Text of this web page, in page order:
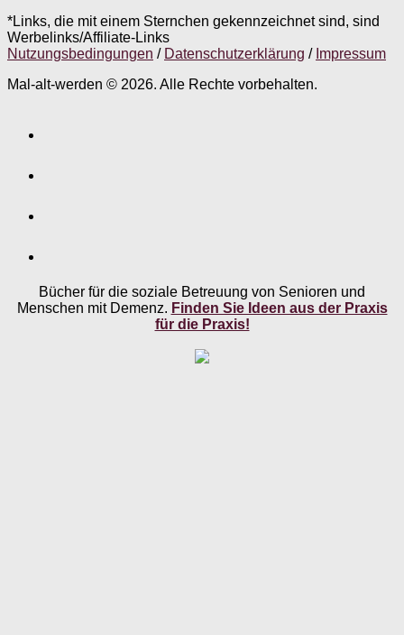
*Links, die mit einem Sternchen gekennzeichnet sind, sind
Werbelinks/Affiliate-Links
Nutzungsbedingungen / Datenschutzerklärung / Impressum
Mal-alt-werden © 2026. Alle Rechte vorbehalten.
Bücher für die soziale Betreuung von Senioren und
Menschen mit Demenz. Finden Sie Ideen aus der Praxis
für die Praxis!